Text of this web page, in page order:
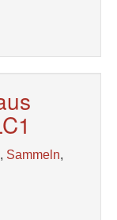
, Sammeln,